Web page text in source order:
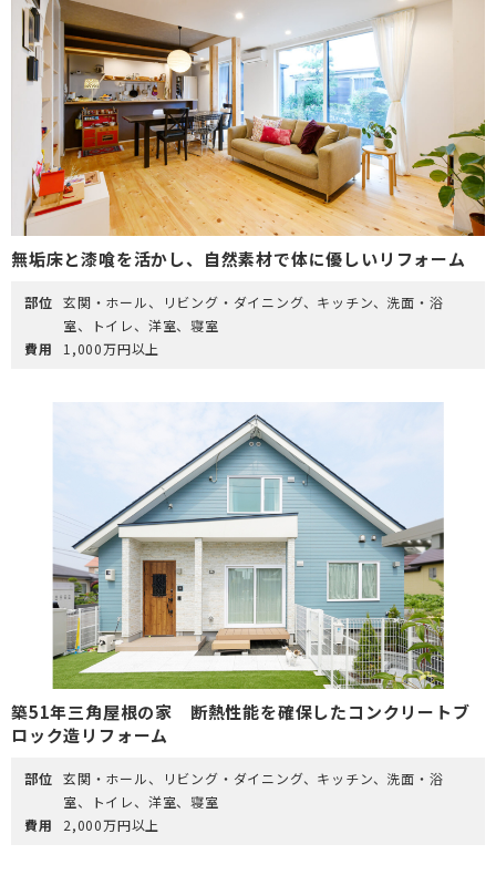
無垢床と漆喰を活かし、自然素材で体に優しいリフォーム
部位 玄関・ホール、リビング・ダイニング、キッチン、洗面・浴
室、トイレ、洋室、寝室
費用
1,000万円以上
築51年三角屋根の家 断熱性能を確保したコンクリートブ
ロック造リフォーム
部位 玄関・ホール、リビング・ダイニング、キッチン、洗面・浴
室、トイレ、洋室、寝室
費用
2,000万円以上